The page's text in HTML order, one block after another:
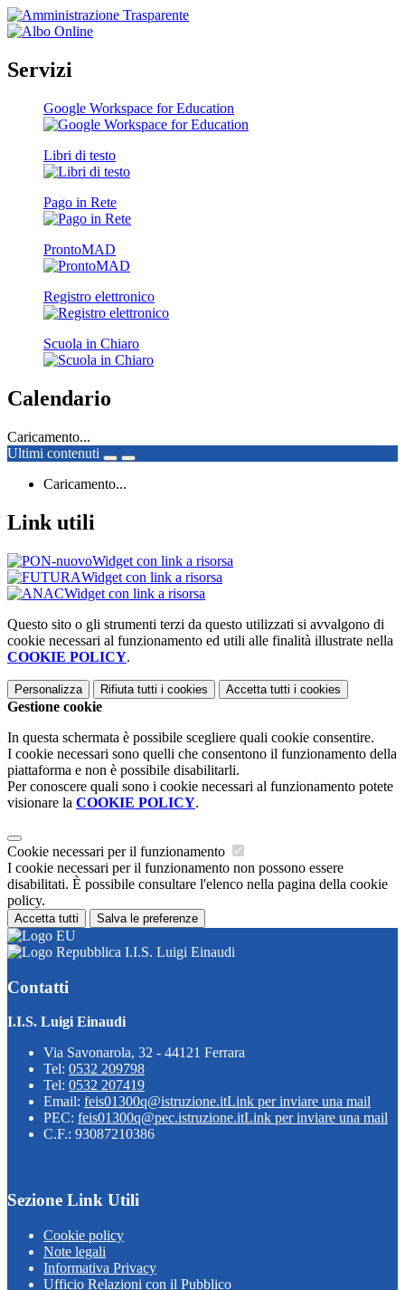
Servizi
Google Workspace for Education
Libri di testo
Pago in Rete
ProntoMAD
Registro elettronico
Scuola in Chiaro
Calendario
Caricamento...
Ultimi contenuti
Caricamento...
Link utili
Widget con link a risorsa
Widget con link a risorsa
Widget con link a risorsa
Questo sito o gli strumenti terzi da questo utilizzati si avvalgono di
cookie necessari al funzionamento ed utili alle finalità illustrate nella
COOKIE POLICY.
Personalizza Rifiuta tutti i cookies Accetta tutti i cookies
Gestione cookie
In questa schermata è possibile scegliere quali cookie consentire.
I cookie necessari sono quelli che consentono il funzionamento della
piattaforma e non è possibile disabilitarli.
Per conoscere quali sono i cookie necessari al funzionamento potete
visionare la COOKIE POLICY.
Cookie necessari per il funzionamento
I cookie necessari per il funzionamento non possono essere
disabilitati. È possibile consultare l'elenco nella pagina della cookie
policy.
Accetta tutti Salva le preferenze
I.I.S. Luigi Einaudi
Contatti
I.I.S. Luigi Einaudi
Via Savonarola, 32 - 44121 Ferrara
Tel: 0532 209798
Tel: 0532 207419
Email: feis01300q@istruzione.itLink per inviare una mail
PEC: feis01300q@pec.istruzione.itLink per inviare una mail
C.F.: 93087210386
Sezione Link Utili
Cookie policy
Note legali
Informativa Privacy
Ufficio Relazioni con il Pubblico